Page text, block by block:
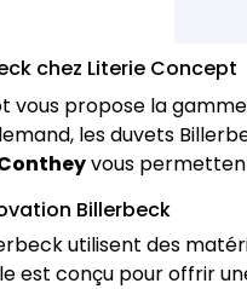
chez Literie Concept
vous propose la
les duvets
vous
Billerbeck
utilisent des
est conçu pour offrir